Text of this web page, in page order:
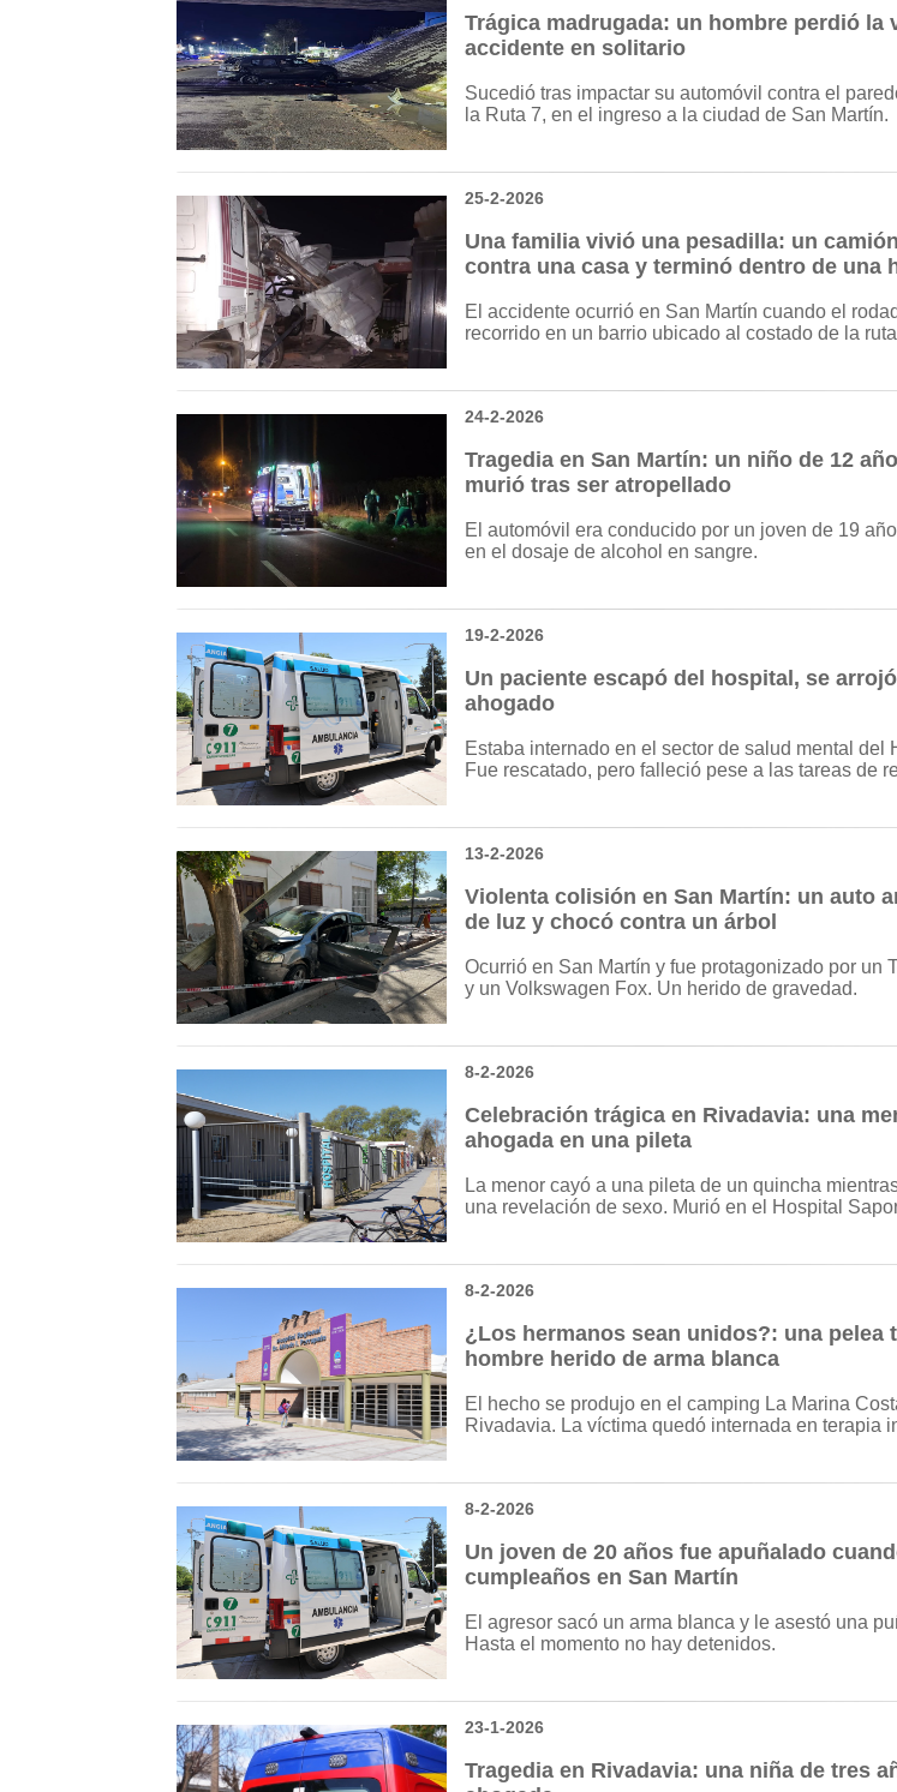
Trágica madrugada: un hombre perdió la
accidente en solitario
Sucedió tras impactar su automóvil contra el
la Ruta 7, en el ingreso a la ciudad de San Martín.
25-2-2026
Una familia vivió una pesadilla: un
contra una casa y terminó dentro de una
El accidente ocurrió en San Martín cuando el
recorrido en un barrio ubicado al costado de la
24-2-2026
Tragedia en San Martín: un niño de 12
murió tras ser atropellado
El automóvil era conducido por un joven de 19
en el dosaje de alcohol en sangre.
19-2-2026
Un paciente escapó del hospital, se
ahogado
Estaba internado en el sector de salud mental del
Fue rescatado, pero falleció pese a las tareas de
13-2-2026
Violenta colisión en San Martín: un auto
de luz y chocó contra un árbol
Ocurrió en San Martín y fue protagonizado por un
y un Volkswagen Fox. Un herido de gravedad.
8-2-2026
Celebración trágica en Rivadavia: una
ahogada en una pileta
La menor cayó a una pileta de un quincha
una revelación de sexo. Murió en el Hospital
8-2-2026
¿Los hermanos sean unidos?: una pelea
hombre herido de arma blanca
El hecho se produjo en el camping La Marina
Rivadavia. La víctima quedó internada en terapia
8-2-2026
Un joven de 20 años fue apuñalado
cumpleaños en San Martín
El agresor sacó un arma blanca y le asestó una
Hasta el momento no hay detenidos.
23-1-2026
Tragedia en Rivadavia: una niña de tres